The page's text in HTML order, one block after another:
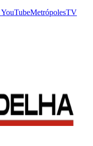
YouTubeMetrópolesTV